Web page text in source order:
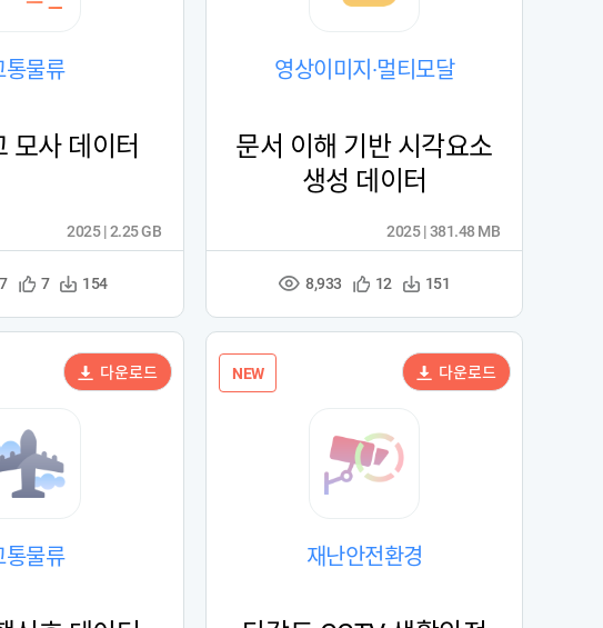
통물류
모사 데이터
관
등
록
7
다
수
154
2025 | 2.25 GB
영상이미지·멀티모달
문서 이해 기반 시각요소
생성 데이터
조
수
8,933
관
등
록
12
다
수
151
2025 | 381.48 MB
통물류
다운로드 NEW
재난안전환경
다운로드